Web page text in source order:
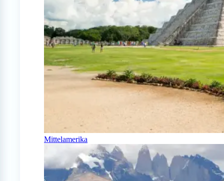
Mittelamerika